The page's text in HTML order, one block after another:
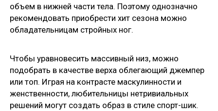
объем в нижней части тела. Поэтому однозначно
рекомендовать приобрести хит сезона можно
обладательницам стройных ног.
Чтобы уравновесить массивный низ, можно
подобрать в качестве верха облегающий джемпер
или топ. Играя на контрасте маскулинности и
женственности, любительницы нетривиальных
решений могут создать образ в стиле спорт-шик.